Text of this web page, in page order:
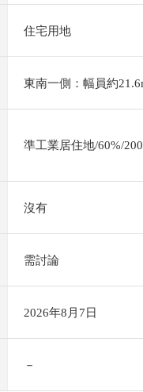
住宅用地
東南一側：幅員約
準工業居住地/60%/
沒有
需討論
2026年8月7日
－